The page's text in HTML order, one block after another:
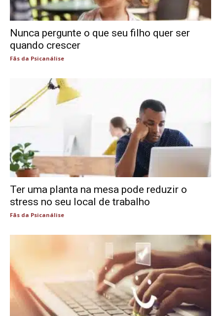
Nunca pergunte o que seu filho quer ser
quando crescer
Fãs da Psicanálise
Ter uma planta na mesa pode reduzir o
stress no seu local de trabalho
Fãs da Psicanálise